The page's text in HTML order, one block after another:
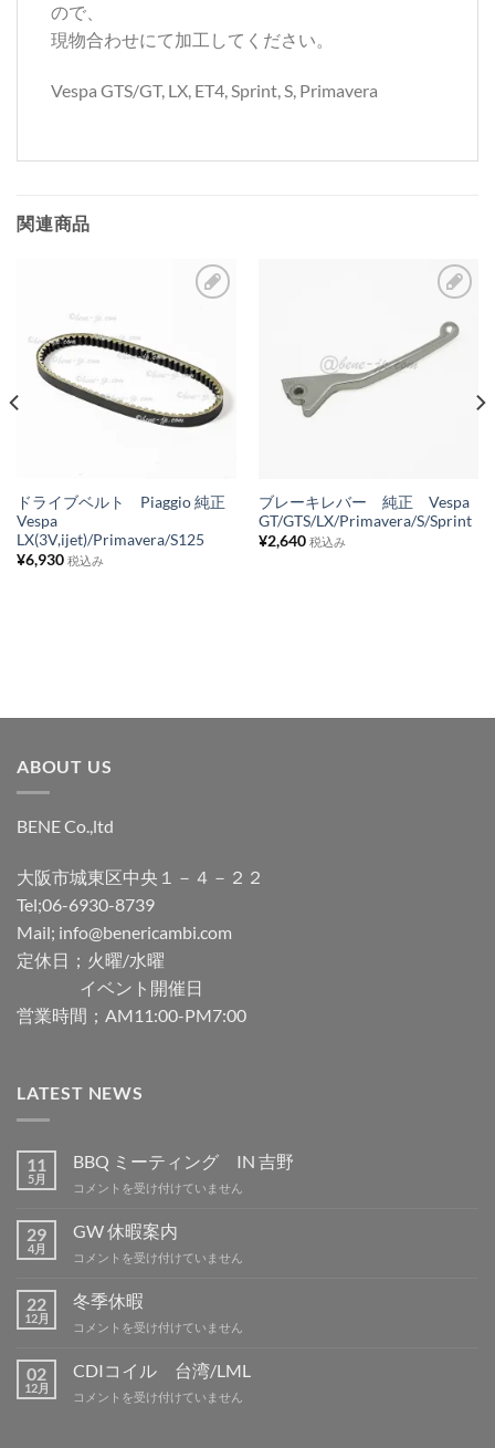
ので、
現物合わせにて加工してください。
Vespa GTS/GT, LX, ET4, Sprint, S, Primavera
関連商品
に
ス
ドライブベルト Piaggio 純正
Vespa
LX(3V,ijet)/Primavera/S125
¥6,930 税込み
気
ス
ト
ブレーキレバー 純正 Vespa
GT/GTS/LX/Primavera/S/Sprint
¥2,640 税込み
ABOUT US
BENE Co.,ltd
大阪市城東区中央１－４－２２
Tel;06-6930-8739
Mail; info@benericambi.com
定休日；火曜/水曜
イベント開催日
営業時間；AM11:00-PM7:00
LATEST NEWS
11
5月
BBQ ミーティング IN 吉野
BBQ
ー
テ
ィ
グ
吉
は
コメントを受け付けていません
29
4月
GW 休暇案内
GW
暇
案
内
コメントを受け付けていません
22
12月
冬季休暇
冬
休
暇
は
コメントを受け付けていません
02
12月
CDIコイル 台湾/LML
CDI
コメントを受け付けていません